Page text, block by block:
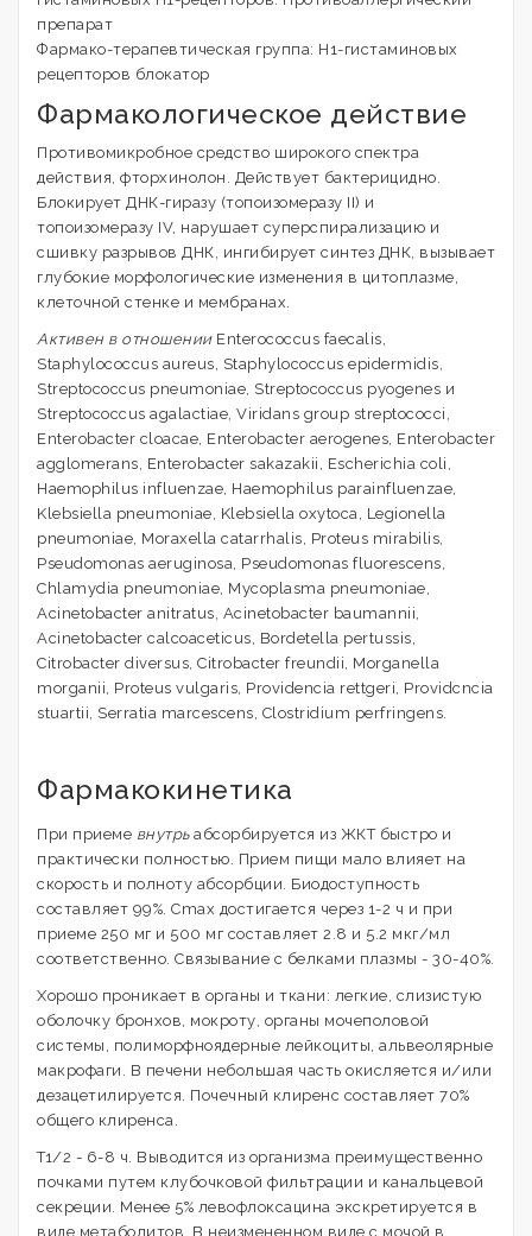
препарат
Фармако-терапевтическая группа: H1-гистаминовых
рецепторов блокатор
Фармакологическое действие
Противомикробное средство широкого спектра
действия, фторхинолон. Действует бактерицидно.
Блокирует ДНК-гиразу (топоизомеразу II) и
топоизомеразу IV, нарушает суперспирализацию и
сшивку разрывов ДНК, ингибирует синтез ДНК, вызывает
глубокие морфологические изменения в цитоплазме,
клеточной стенке и мембранах.
Активен в отношении Enterococcus faecalis,
Staphylococcus aureus, Staphylococcus epidermidis,
Streptococcus pneumoniae, Streptococcus pyogenes и
Streptococcus agalactiae, Viridans group streptococci,
Enterobacter cloacae, Enterobacter aerogenes, Enterobacter
agglomerans, Enterobacter sakazakii, Escherichia coli,
Haemophilus influеnzае, Haemophilus parainfluenzae,
Klebsiella pneumoniae, Klebsiella oxytoca, Legionella
pneumoniae, Moraxella catarrhalis, Proteus mirabilis,
Pseudomonas aeruginosa, Pseudomonas fluorescens,
Chlamydia pneumoniae, Mycoplasma pneumoniae,
Acinetobacter anitratus, Acinetobacter baumannii,
Acinetobacter calcoaceticus, Bordetella pertussis,
Citrobacter diversus, Citrobacter freundii, Morganella
morganii, Proteus vulgaris, Providencia rettgeri, Providcncia
stuartii, Serratia marcescens, Clostridium perfringens.
Фармакокинетика
При приеме внутрьабсорбируется из ЖКТ быстро и
практически полностью. Прием пищи мало влияет на
скорость и полноту абсорбции. Биодоступность
составляет 99%. Cmax достигается через 1-2 ч и при
приеме 250 мг и 500 мг составляет 2.8 и 5.2 мкг/мл
соответственно. Связывание с белками плазмы - 30-40%.
Хорошо проникает в органы и ткани: легкие, слизистую
оболочку бронхов, мокроту, органы мочеполовой
системы, полиморфноядерные лейкоциты, альвеолярные
макрофаги. В печени небольшая часть окисляется и/или
дезацетилируется. Почечный клиренс составляет 70%
общего клиренса.
T1/2 - 6-8 ч. Выводится из организма преимущественно
почками путем клубочковой фильтрации и канальцевой
секреции. Менее 5% левофлоксацина экскретируется в
виде метаболитов. В неизмененном виде с мочой в